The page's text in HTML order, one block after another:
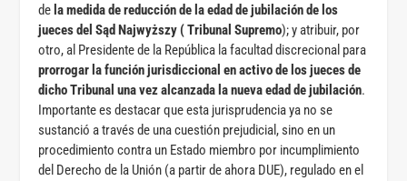
de la medida de reducción de la edad de jubilación de los
jueces del Sąd Najwyższy ( Tribunal Supremo); y atribuir, por
otro, al Presidente de la República la facultad discrecional para
prorrogar la función jurisdiccional en activo de los jueces de
dicho Tribunal una vez alcanzada la nueva edad de jubilación.
Importante es destacar que esta jurisprudencia ya no se
sustanció a través de una cuestión prejudicial, sino en un
procedimiento contra un Estado miembro por incumplimiento
del Derecho de la Unión (a partir de ahora DUE), regulado en el